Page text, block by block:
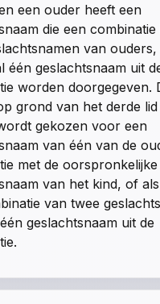
een ouder heeft een
die een combinatie
van
één geslachtsnaam uit
worden doorgegeven.
grond van het derde lid
gekozen voor een
van één van de
met de oorspronkelijke
van het kind, of
van twee
geslachtsnaam uit de